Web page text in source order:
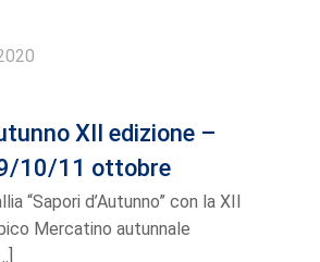
XII edizione –
10/11 ottobre
“Sapori d’Autunno” con la XII
Mercatino autunnale